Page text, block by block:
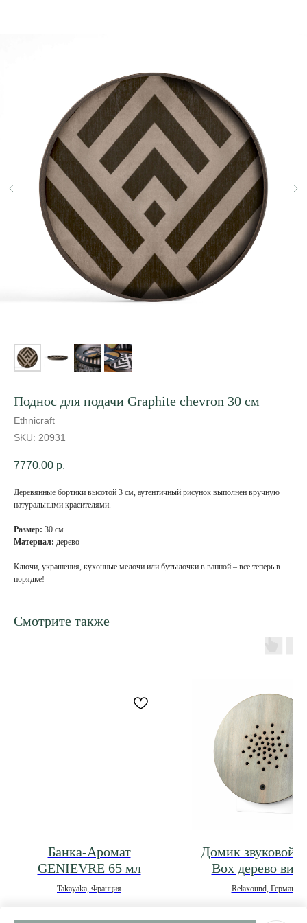
Поднос для подачи Graphite chevron 30 см
Ethnicraft
SKU: 20931
7770,00 р.
Деревянные бортики высотой 3 см, аутентичный рисунок выполнен вручную
натуральными красителями.
Размер: 30 см
Материал: дерево
Ключи, украшения, кухонные мелочи или бутылочки в ванной – все теперь в
порядке!
Смотрите также
Банка-Аромат
GENIEVRE 65 мл
Takayaka, Франция
Домик звуковой
Box дерево
Relaxound, Германия